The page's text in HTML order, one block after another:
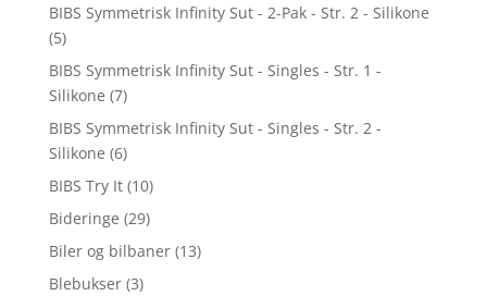
BIBS Symmetrisk Infinity Sut - 2-Pak - Str. 2 - Silikone
(5)
BIBS Symmetrisk Infinity Sut - Singles - Str. 1 -
Silikone (7)
BIBS Symmetrisk Infinity Sut - Singles - Str. 2 -
Silikone (6)
BIBS Try It (10)
Bideringe (29)
Biler og bilbaner (13)
Blebukser (3)